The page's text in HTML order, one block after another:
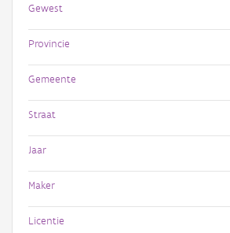
Gewest
Provincie
Gemeente
Straat
Jaar
Maker
Licentie